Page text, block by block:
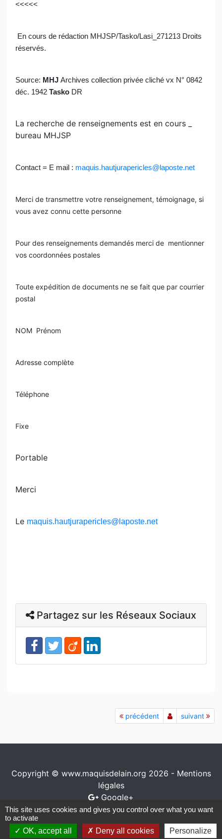
<<<<<
En cours de rédaction MHJSP/Tasko/Lasi_271213 Droits
réservés.
Source: MHJ Archives collection privée cliché vx N° 0842
déc. 1942 Tasko DR
La recherche de renseignements est en cours _
bureau MHJSP
Contact = E mail : maquis.hautjurapericles@laposte.net
Merci de transmettre votre renseignement, témoignage, si
vous avez connu cette personne
Pour des renseignements demandés merci de mentionner
vos coordonnées postales
Toute expédition de documents ne se fait que par courrier
postal
NOM Prénom
Adresse complète
Téléphone
Fixe
Portable
Merci
Le maquis.hautjurapericles@laposte.net
Partagez sur les Réseaux Sociaux
précédent suivant
Copyright © www.maquisdelain.org 2026 - Mentions
légales
Google+
Conception / réalisationwww.io-network.com
This site uses cookies and gives you control over what you want
to activate
OK, accept all
Deny all cookies Personalize